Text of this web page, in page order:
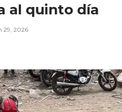
al quinto día
29, 2026